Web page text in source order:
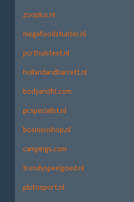
zooplus.nl
megafoodstunter.nl
pcrthuistest.nl
hollandandbarrett.nl
bodyandfit.com
pcspecialist.nl
bosmenshop.nl
campings.com
trendyspeelgoed.nl
plutosport.nl